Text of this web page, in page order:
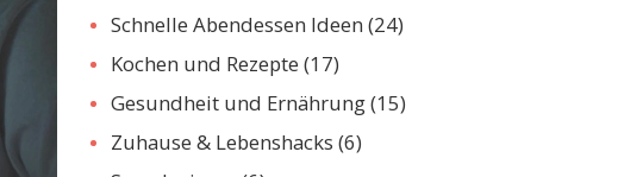
Schnelle Abendessen Ideen (24)
Kochen und Rezepte (17)
Gesundheit und Ernährung(15)
Zuhause & Lebenshacks (6)